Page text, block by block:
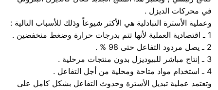
في محركات الديزل .
وعملية الأسترة التبادلية هي الأكثر شيوعاً وذلك للأسباب التالية :
1 ـ اقتصادية العملية لأنها تتم بدرجات حرارة وضغط منخفضين .
2 ـ يصل مردود التفاعل حتى 98 % .
3 ـ إنتاج مباشر للبيوديزل بدون منتجات مرحلية .
4 ـ استخدام مواد متاحة ومحلية من أجل التفاعل .
وتعتمد عملية تبديل الأسترة وحدوث التفاعل بشكل كامل على